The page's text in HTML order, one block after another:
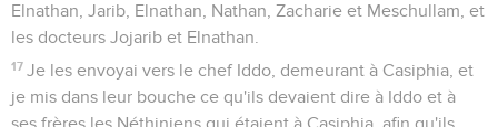
Elnathan, Jarib, Elnathan, Nathan, Zacharie et Meschullam, et
les docteurs Jojarib et Elnathan.
17 Je les envoyai vers le chef Iddo, demeurant à Casiphia, et
je mis dans leur bouche ce qu'ils devaient dire à Iddo et à
ses frères les Néthiniens qui étaient à Casiphia, afin qu'ils